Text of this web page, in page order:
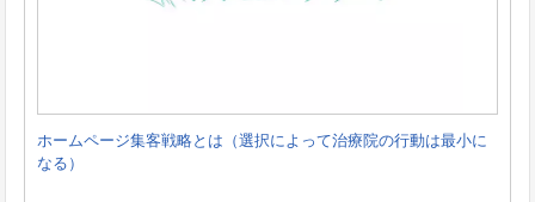
ホームページ集客戦略とは（選択によって治療院の行動は最小に
なる）